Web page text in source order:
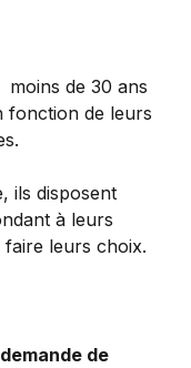
moins de 30 ans
fonction de leurs
ils disposent
à leurs
leurs choix.
demande de